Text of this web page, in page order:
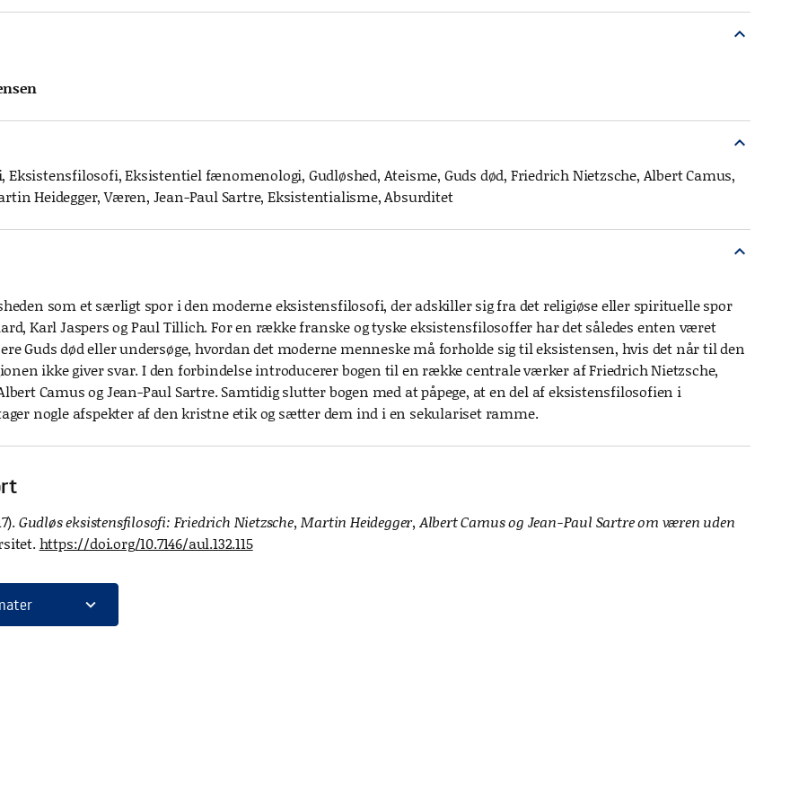
expand_more
expand_more
Eksistentiel fænomenologi, Gudløshed, Ateisme, Guds død, Friedrich Nietzsche, Albert Camus,
Heidegger, Væren, Jean-Paul Sartre, Eksistentialisme, Absurditet
expand_more
som et særligt spor i den moderne eksistensfilosofi, der adskiller sig fra det religiøse eller spirituelle spor
Karl Jaspers og Paul Tillich. For en række franske og tyske eksistensfilosoffer har det således enten været
Guds død eller undersøge, hvordan det moderne menneske må forholde sig til eksistensen, hvis det når til den
ikke giver svar. I den forbindelse introducerer bogen til en række centrale værker af Friedrich Nietzsche,
Camus og Jean-Paul Sartre. Samtidig slutter bogen med at påpege, at en del af eksistensfilosofien i
nogle afspekter af den kristne etik og sætter dem ind i en sekulariset ramme.
Gudløs eksistensfilosofi: Friedrich Nietzsche, Martin Heidegger, Albert Camus og Jean-Paul Sartre om væren uden
https://doi.org/10.7146/aul.132.115
expand_more